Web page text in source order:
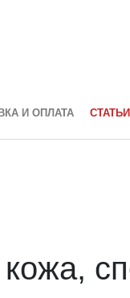
И ОПЛАТА СТАТЬИ